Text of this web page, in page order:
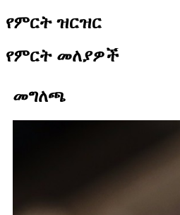
የምርት ዝርዝር
የምርት መለያዎች
መግለጫ